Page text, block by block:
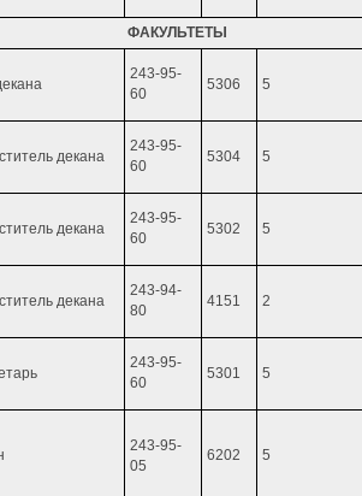
ФАКУЛЬТЕТЫ
243-95-
60
5306 5
декана
243-95-
60
5304 5
декана
243-95-
60
5302 5
декана
243-94-
80
4151 2
243-95-
60
5301 5
243-95-
05
6202 5